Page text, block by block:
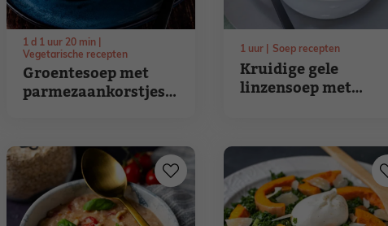
Groentesoep met
parmezaankorstjes
1 d 1 uur 20 min
Vegetarische recepten
Kruidige gele
linzensoep met
1 uur Soep recepten